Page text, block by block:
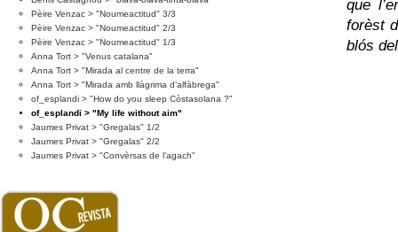
Pèire Venzac > "Noumeactitud" 3/3
Pèire Venzac > "Noumeactitud" 2/3
Pèire Venzac > "Noumeactitud" 1/3
Anna Tort > "Venus catalana"
Anna Tort > "Mirada al centre de la terra"
Anna Tort > "Mirada amb llàgrima d’alfàbrega"
of_esplandi > "How do you sleep Còstasolana ?"
of_esplandi > "My life without aim"
Jaumes Privat > "Gregalas" 1/2
Jaumes Privat > "Gregalas" 2/2
Jaumes Privat > "Convèrsas de l’agach"
que
forèst
blós